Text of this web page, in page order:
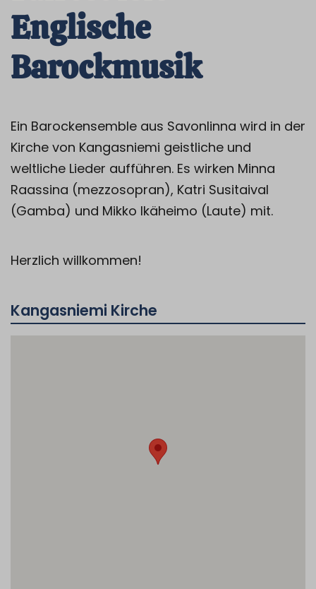
Englische
Barockmusik
Ein Barockensemble aus Savonlinna wird in der
Kirche von Kangasniemi geistliche und
weltliche Lieder aufführen. Es wirken Minna
Raassina (mezzosopran), Katri Susitaival
(Gamba) und Mikko Ikäheimo (Laute) mit.
Herzlich willkommen!
Kangasniemi Kirche